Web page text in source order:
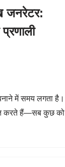
जनरेटर:
में समय लगता है।
करते हैं—सब कुछ को